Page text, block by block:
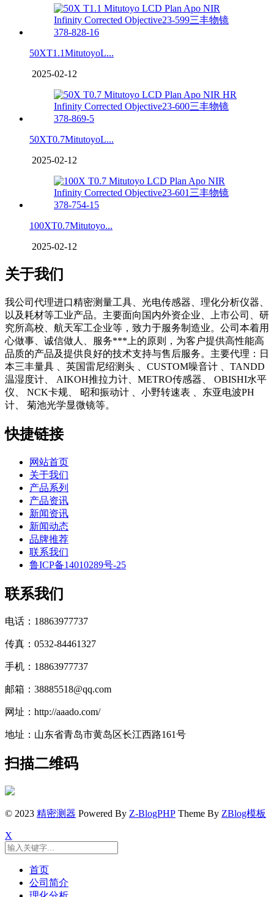
50XT1.1MitutoyoL...
2025-02-12
50XT0.7MitutoyoL...
2025-02-12
100XT0.7Mitutoyo...
2025-02-12
关于我们
我公司代理进口精密测量工具、光电传感器、理化分析仪器、
以及耗材等工业产品。主要面向国内外资企业、上市公司、研
究所高校、航天军工企业等，致力于服务制造业。公司本着用
心做事、诚信做人、服务***上的原则，为客户提供高性能高
品质的产品及提供良好的技术支持与售后服务。主要代理：日
本三丰量具 、英国雷尼绍测头 、CUSTOM噪音计 、TANDD
温湿度计、 AIKOH推拉力计、METRO传感器、 OBISHI水平
仪、 NCK卡规、 昭和振动计 、小野转速表 、东亚电波PH
计、 菊池光学显微镜等。
快捷链接
网站首页
关于我们
产品系列
产品资讯
新闻资讯
新闻动态
品牌推荐
联系我们
鲁ICP备14010289号-25
联系我们
电话：18863977737
传真：0532-84461327
手机：18863977737
邮箱：38885518@qq.com
网址：http://aaado.com/
地址：山东省青岛市黄岛区长江西路161号
扫描二维码
© 2023 精密测器 Powered By Z-BlogPHP Theme By ZBlog模板
X
首页
公司简介